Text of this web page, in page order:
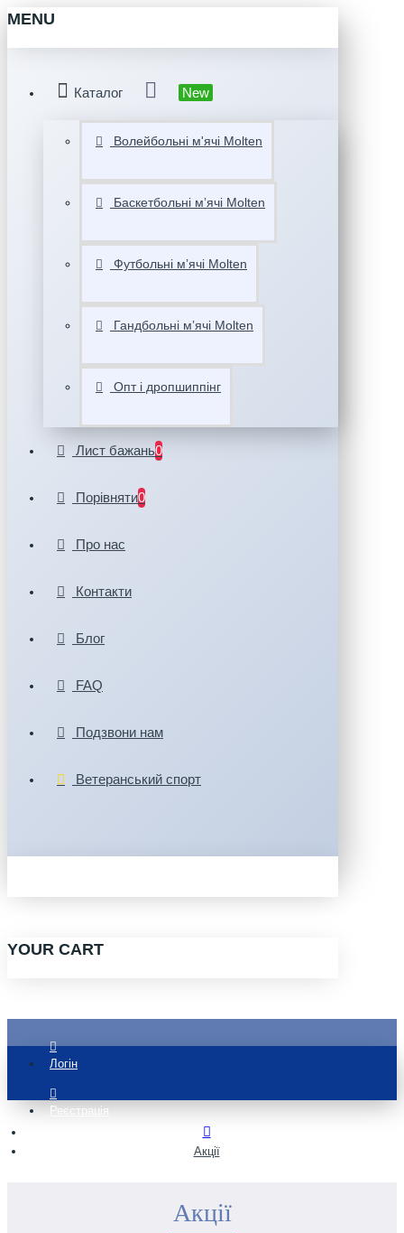
MENU
Каталог New
Волейбольні м'ячі Molten
Баскетбольні мʼячі Molten
Футбольні мʼячі Molten
Гандбольні мʼячі Molten
Опт і дропшиппінг
Лист бажань0
Порівняти0
Про нас
Контакти
Блог
FAQ
Подзвони нам
Ветеранський спорт
YOUR CART
Логін
Реєстрація
Акції
Акції